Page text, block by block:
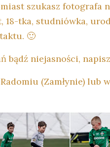
szukasz fotografa
18-tka, studniówka,
🙂
bądź niejasności,
(Zamłynie) lub